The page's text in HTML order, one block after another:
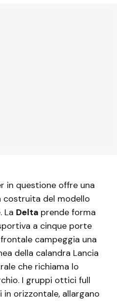
in questione offre una
costruita del modello
La Delta prende forma
a cinque porte
campeggia una
della calandra Lancia
che richiama lo
I gruppi ottici full
in orizzontale, allargano